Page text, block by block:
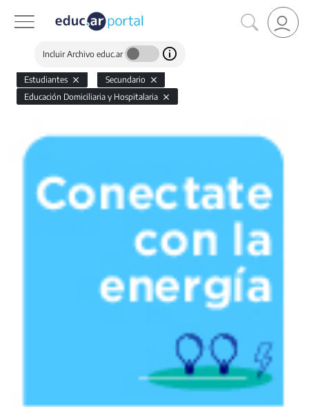
Incluir Archivo educ.ar
Estudiantes
Secundario
Educación Domiciliaria y Hospitalaria